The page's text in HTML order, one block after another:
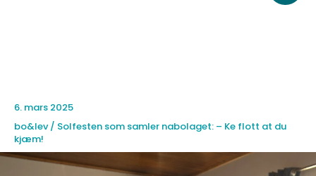
6. mars 2025
bo&lev / Solfesten som samler nabolaget: – Ke flott at du
kjæm!